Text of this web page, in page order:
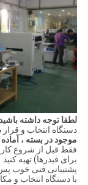
لطفا توجه داشته
دستگاه انتخاب و
موجود در بسته ،
فقط قبل از شروع کار
برای فیدرها) تهیه کنید.
پشتیبانی فنی خوب پس
با دستگاه انتخاب و